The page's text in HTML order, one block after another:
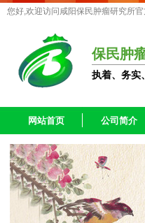
您好,欢迎访问咸阳保民肿瘤研究所官
保民肿
执着、务实
网站首页 公司简介